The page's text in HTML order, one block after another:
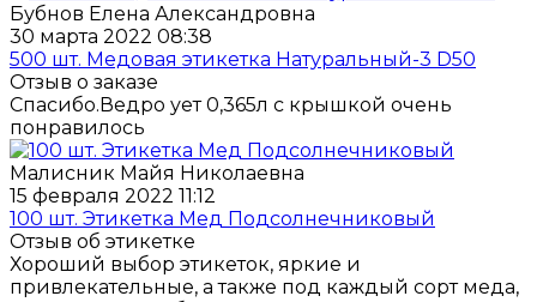
Бубнов Елена Александровна
30 марта 2022 08:38
500 шт. Медовая этикетка Натуральный-3 D50
Отзыв о заказе
Спасибо.Ведро ует 0,365л с крышкой очень
понравилось
Малисник Майя Николаевна
15 февраля 2022 11:12
100 шт. Этикетка Мед Подсолнечниковый
Отзыв об этикетке
Хороший выбор этикеток, яркие и
привлекательные, а также под каждый сорт меда,